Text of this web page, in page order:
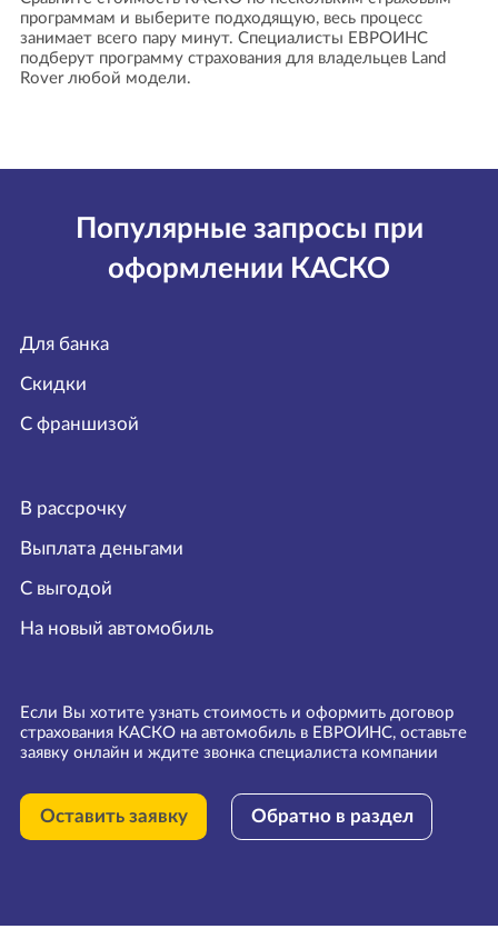
программам и выберите подходящую, весь процесс
занимает всего пару минут. Специалисты ЕВРОИНС
подберут программу страхования для владельцев Land
Rover любой модели.
Популярные запросы при
оформлении КАСКО
Для банка
Скидки
С франшизой
В рассрочку
Выплата деньгами
С выгодой
На новый автомобиль
Если Вы хотите узнать стоимость и оформить договор
страхования КАСКО на автомобиль в ЕВРОИНС, оставьте
заявку онлайн и ждите звонка специалиста компании
Оставить заявку Обратно в раздел